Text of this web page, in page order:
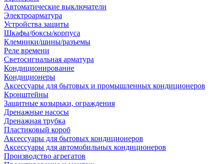
Автоматические выключатели
Электроарматура
Устройства защиты
Шкафы/боксы/корпуса
Клемники/шины/разъемы
Реле времени
Светосигнальная арматура
Кондиционирование
Кондиционеры
Аксессуары для бытовых и промышленных кондиционеров
Кронштейны
Защитные козырьки, ограждения
Дренажные насосы
Дренажная трубка
Пластиковый короб
Аксессуары для бытовых кондиционеров
Аксессуары для автомобильных кондиционеров
Производство агрегатов